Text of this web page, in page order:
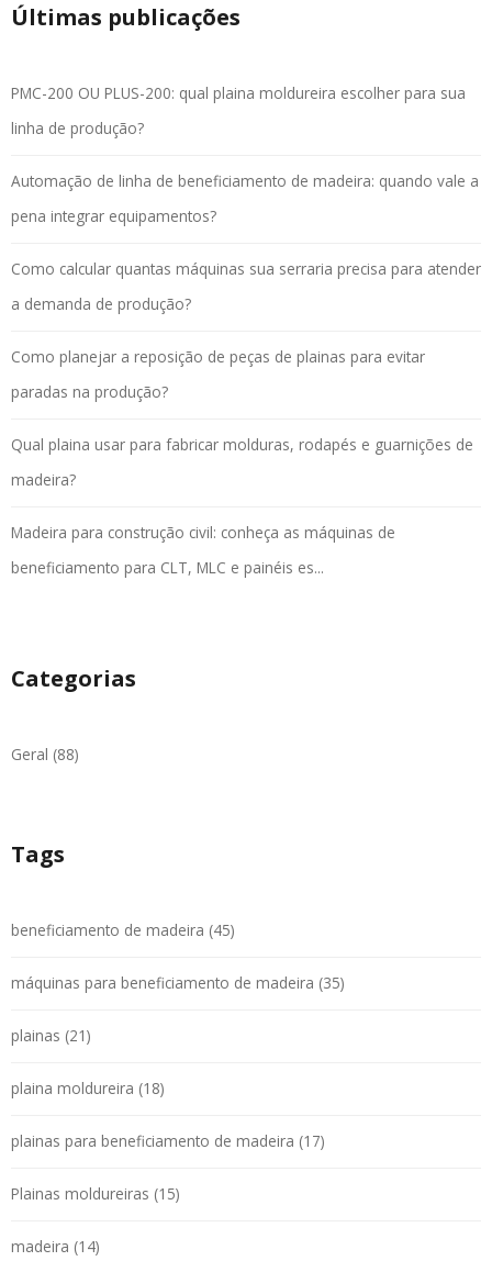
Últimas publicações
PMC-200 OU PLUS-200: qual plaina moldureira escolher para sua
linha de produção?
Automação de linha de beneficiamento de madeira: quando vale a
pena integrar equipamentos?
Como calcular quantas máquinas sua serraria precisa para atender
a demanda de produção?
Como planejar a reposição de peças de plainas para evitar
paradas na produção?
Qual plaina usar para fabricar molduras, rodapés e guarnições de
madeira?
Madeira para construção civil: conheça as máquinas de
beneficiamento para CLT, MLC e painéis es...
Categorias
Geral (88)
Tags
beneficiamento de madeira (45)
máquinas para beneficiamento de madeira (35)
plainas (21)
plaina moldureira (18)
plainas para beneficiamento de madeira (17)
Plainas moldureiras (15)
madeira (14)